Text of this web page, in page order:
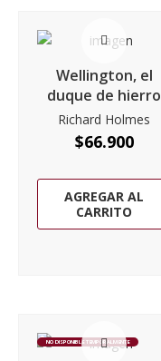
Wellington, el
duque de hierro
Richard Holmes
$66.900
AGREGAR AL
CARRITO
NO DISPONIBLE TEMPORALMENTE